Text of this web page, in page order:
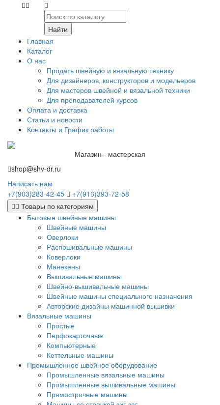
Найти
Главная
Каталог
О нас
Продать швейную и вязальную технику
Для дизайнеров, конструкторов и модельеров
Для мастеров швейной и вязальной техники
Для преподавателей курсов
Оплата и доставка
Статьи и новости
Контакты и График работы
Магазин - мастерская
shop@shv-dr.ru
Написать нам
+7(903)283-42-45
+7(916)393-72-58
Товары по категориям
Бытовые швейные машины
Швейные машины
Оверлоки
Распошивальные машины
Коверлоки
Манекены
Вышивальные машины
Швейно-вышивальные машины
Швейные машины специального назначения
Авторские дизайны машинной вышивки
Вязальные машины
Простые
Перфокарточные
Компьютерные
Кеттельные машины
Промышленное швейное оборудование
Промышленные вязальные машины
Промышленные вышивальные машины
Прямострочные машины